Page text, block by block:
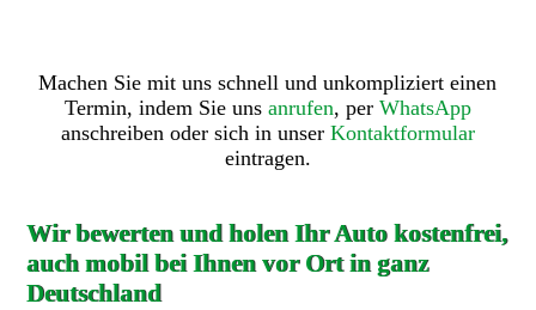
Machen Sie mit uns schnell und unkompliziert einen
Termin, indem Sie uns anrufen, per WhatsApp
anschreiben oder sich in unser Kontaktformular
eintragen.
Wir bewerten und holen Ihr Auto kostenfrei,
auch mobil bei Ihnen vor Ort in ganz
Deutschland